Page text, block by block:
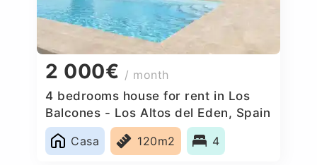
2 000€ / month
4 bedrooms house for rent in Los
Balcones - Los Altos del Eden, Spain
Casa
120m2 4